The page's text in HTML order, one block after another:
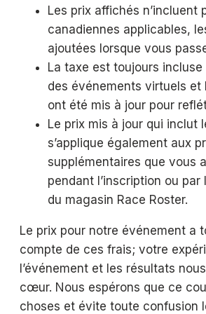
Les prix affichés n’incluent
canadiennes applicables,
ajoutées lorsque vous
La taxe est toujours
des événements virtuels et
ont été mis à jour pour
Le prix mis à jour qui inclut
s’applique également aux
supplémentaires que vous
pendant l’inscription ou par
du magasin Race Roster.
Le prix pour notre événement a
compte de ces frais; votre
l’événement et les résultats
cœur. Nous espérons que ce
choses et évite toute confusion